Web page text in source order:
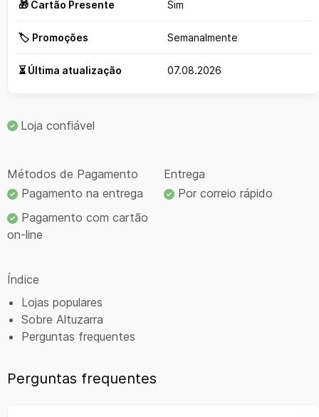
🎁 Cartão Presente Sim
🏷️ Promoções Semanalmente
⏳ Última atualização 07.08.2026
Loja confiável
Métodos de Pagamento
Pagamento na entrega
Pagamento com cartão
on-line
Entrega
Por correio rápido
Índice
Lojas populares
Sobre Altuzarra
Perguntas frequentes
Perguntas frequentes